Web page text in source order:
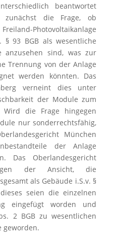
beantwortet
die Frage, ob
Photovoltaikanlage
§ 93 BGB als wesentliche
anzusehen sind, was zur
Trennung von der Anlage
werden könnten. Das
verneint dies unter
der Module zum
Wird die Frage hingegen
nur sonderrechtsfähig,
München
der Anlage
Das Oberlandesgericht
der Ansicht, die
als Gebäude i.S.v. §
seien die einzelnen
eingefügt worden und
2 BGB zu wesentlichen
geworden.